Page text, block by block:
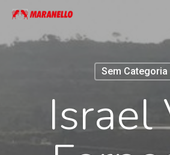
Skip
main
Sem Categoria
Israel